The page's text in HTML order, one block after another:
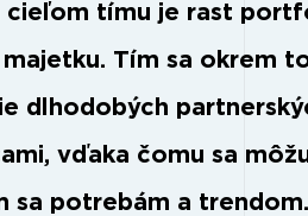
cieľom tímu je rast
Tím sa okrem
dlhodobých
vďaka čomu sa
sa potrebám a